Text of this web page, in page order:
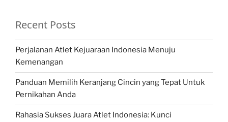
Recent Posts
Perjalanan Atlet Kejuaraan Indonesia Menuju
Kemenangan
Panduan Memilih Keranjang Cincin yang Tepat Untuk
Pernikahan Anda
Rahasia Sukses Juara Atlet Indonesia: Kunci